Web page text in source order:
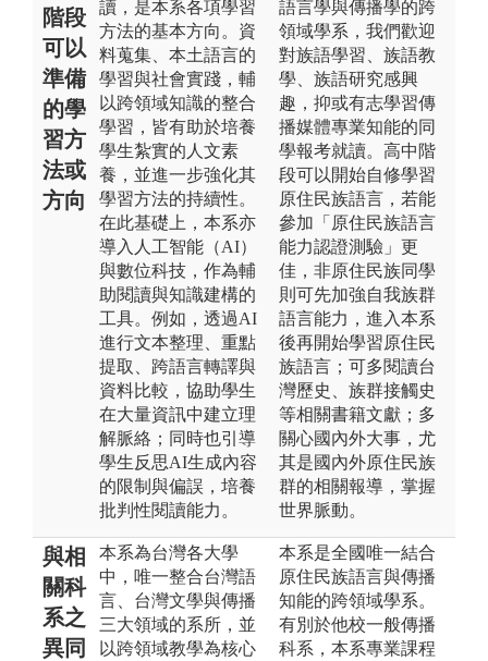
階段
可以
準備
的學
習方
法或
方向
讀，是本系各項學習
方法的基本方向。資
料蒐集、本土語言的
學習與社會實踐，輔
以跨領域知識的整合
學習，皆有助於培養
學生紮實的人文素
養，並進一步強化其
學習方法的持續性。
在此基礎上，本系亦
導入人工智能（AI）
與數位科技，作為輔
助閱讀與知識建構的
工具。例如，透過AI
進行文本整理、重點
提取、跨語言轉譯與
資料比較，協助學生
在大量資訊中建立理
解脈絡；同時也引導
學生反思AI生成內容
的限制與偏誤，培養
批判性閱讀能力。
語言學與傳播學的跨
領域學系，我們歡迎
對族語學習、族語教
學、族語研究感興
趣，抑或有志學習傳
播媒體專業知能的同
學報考就讀。高中階
段可以開始自修學習
原住民族語言，若能
參加「原住民族語言
能力認證測驗」更
佳，非原住民族同學
則可先加強自我族群
語言能力，進入本系
後再開始學習原住民
族語言；可多閱讀台
灣歷史、族群接觸史
等相關書籍文獻；多
關心國內外大事，尤
其是國內外原住民族
群的相關報導，掌握
世界脈動。
與相
關科
系之
異同
本系為台灣各大學
中，唯一整合台灣語
言、台灣文學與傳播
三大領域的系所，並
以跨領域教學為核心
本系是全國唯一結合
原住民族語言與傳播
知能的跨領域學系。
有別於他校一般傳播
科系，本系專業課程